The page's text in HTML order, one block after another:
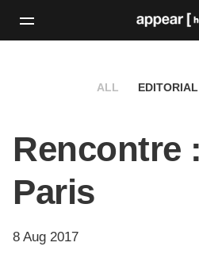
ALL EDITORIAL
Rencontre
Paris
8 Aug 2017